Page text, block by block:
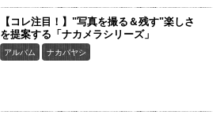
【コレ注目！】"写真を撮る＆残す"楽しさ
を提案する「ナカメラシリーズ」
アルバム ナカバヤシ